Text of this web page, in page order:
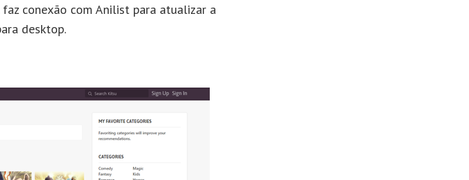
conexão com Anilist para atualizar a
desktop.